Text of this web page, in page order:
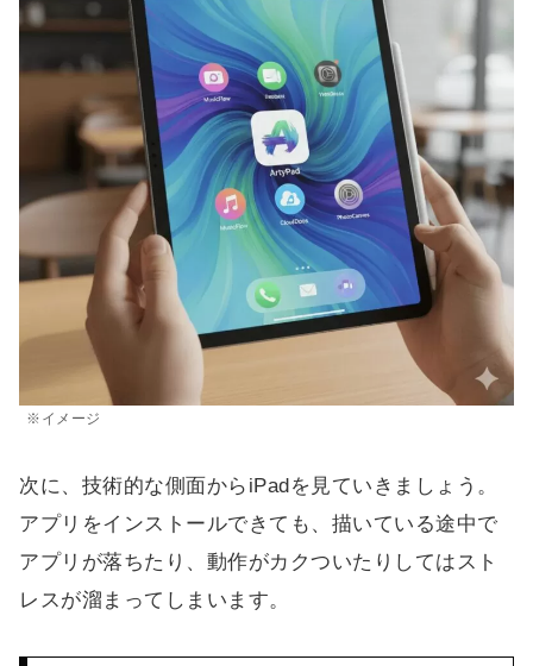
※イメージ
次に、技術的な側面からiPadを見ていきましょう。
アプリをインストールできても、描いている途中で
アプリが落ちたり、動作がカクついたりしてはスト
レスが溜まってしまいます。